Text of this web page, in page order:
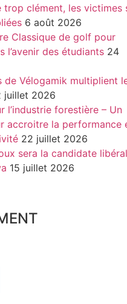
trop clément, les victimes
6 août 2026
Classique de golf pour
l’avenir des étudiants 24
de Vélogamik multiplient
juillet 2026
l’industrie forestière – Un
accroitre la performance
22 juillet 2026
sera la candidate
15 juillet 2026